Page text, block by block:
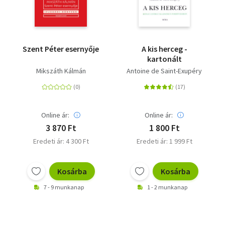
Szent Péter esernyője
Mikszáth Kálmán
Online ár:
3 870 Ft
Eredeti ár: 4 300 Ft
Kosárba
7 - 9 munkanap
A kis herceg -
kartonált
Antoine de Saint-Exupéry
Online ár:
1 800 Ft
Eredeti ár: 1 999 Ft
Kosárba
1 - 2 munkanap